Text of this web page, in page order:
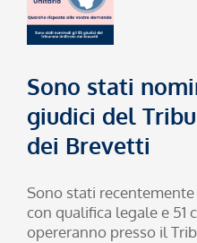
Sono stati
giudici del
dei Brevetti
Sono stati
con qualifica legale e 51
opereranno presso il